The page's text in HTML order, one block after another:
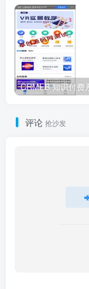
评论 抢沙发